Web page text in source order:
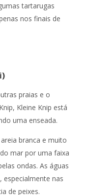
tartarugas
nos finais de
praias e o
Kleine Knip está
uma enseada.
branca e muito
mar por uma faixa
ondas. As águas
especialmente nas
de peixes.